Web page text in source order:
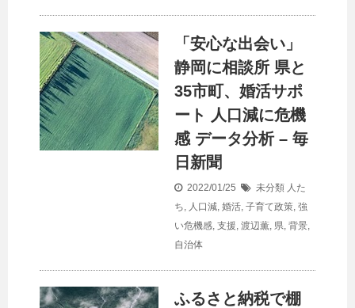
「安心な出会い」
静岡に相談所 県と
35市町、婚活サポ
ート
人口 減に危機
感 データ分析 – 毎
日新聞
2022/01/25 未分類 人た
ち, 人口減, 婚活, 子育て政策, 強
い危機感, 支援, 渡辺薫, 県, 背景,
自治体
ふるさと納税で棚